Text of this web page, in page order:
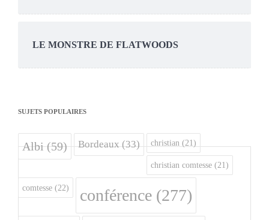
LE MONSTRE DE FLATWOODS
SUJETS POPULAIRES
Albi(59) Bordeaux(33) christian (21)
christian comtesse (21)
comtesse (22) conférence (277)